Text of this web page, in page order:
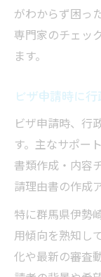
がわからず困っ
専門家のチェッ
ます。
ビザ申請時に
ビザ申請時、行
す。主なサポー
書類作成・内容
請理由書の作成
特に群馬県伊勢
用傾向を熟知し
化や最新の審査